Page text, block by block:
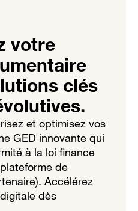
votre
clés
et optimisez vos
GED innovante qui
à la loi finance
de
Accélérez
dès